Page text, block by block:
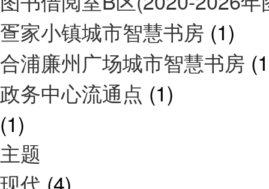
疍家小镇城市智慧书房 (1)
合浦廉州广场城市智慧书房
政务中心流通点 (1)
(1)
主题
现代 (4)